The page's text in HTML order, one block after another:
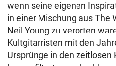
wenn seine eigenen
in einer Mischung aus The
Neil Young zu verorten
Kultgitarristen mit den
Ursprünge in den zeitlosen